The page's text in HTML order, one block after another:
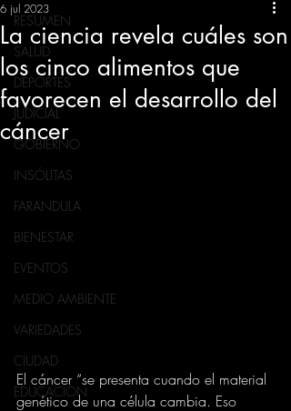
RESUMEN
SALUD
DEPORTES
JUDICIAL
GOBIERNO
INSÓLITAS
FARANDULA
BIENESTAR
EVENTOS
MEDIO AMBIENTE
VARIEDADES
CIUDAD
EDUCACION
La ciencia revela cuáles son
los cinco alimentos que
favorecen el desarrollo del
cáncer
6 jul 2023
El cáncer “se presenta cuando el material
genético de una célula cambia. Eso